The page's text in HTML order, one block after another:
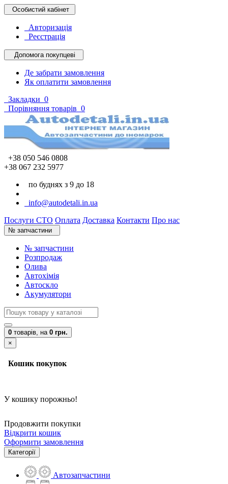
Особистий кабінет
Авторизація
Реєстрація
Допомога покупцеві
Де забрати замовлення
Як оплатити замовлення
Закладки 0
Порівняння товарів 0
+38 050 546 0808
+38 067 232 5977
по буднях з 9 до 18
info@autodetali.in.ua
Послуги СТО Оплата Доставка Контакти Про нас
№ запчастини
№ запчастини
Розпродаж
Олива
Автохімія
Автоскло
Акумулятори
0 товарів, на 0 грн.
×
Кошик покупок
У кошику порожньо!
Продовжити покупки
Відкрити кошик
Оформити замовлення
Категорії
Автозапчастини